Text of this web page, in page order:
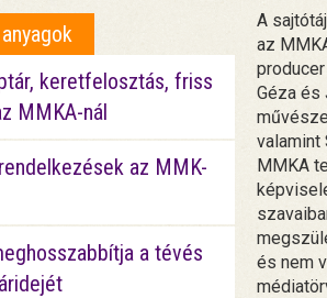
keretfelosztás, friss
MMKA-nál
az MMK-
a tévés
A
az
Géza és
valamint
MMKA
és nem